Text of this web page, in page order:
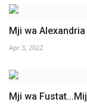
Mji wa Alexandria
Apr 3, 2022
Mji wa